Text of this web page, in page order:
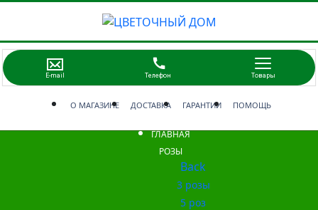
О МАГАЗИНЕ ДОСТАВКА ГАРАНТИИ ПОМОЩЬ
ГЛАВНАЯ
РОЗЫ
Back
3 розы
5 роз